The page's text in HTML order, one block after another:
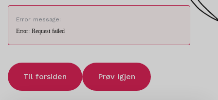
Error message:
Error: Request failed
Til forsiden Prøv igjen